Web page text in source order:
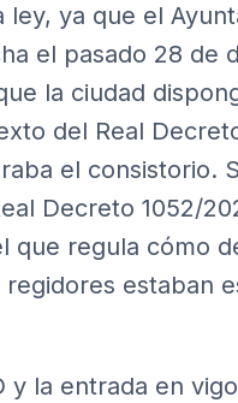
ley, ya que el
el pasado 28 de
la ciudad
del Real
el consistorio.
Decreto 1052/
que regula cómo
estaban
y la entrada en